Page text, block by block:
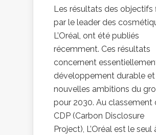
Les résultats des objectifs
par le leader des
L’Oréal, ont été publiés
récemment. Ces résultats
concernent
développement durable et
nouvelles ambitions du
pour 2030. Au classement
CDP (Carbon Disclosure
Project), L’Oréal est le seul